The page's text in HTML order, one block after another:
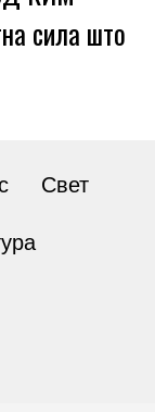
сила што
Свет